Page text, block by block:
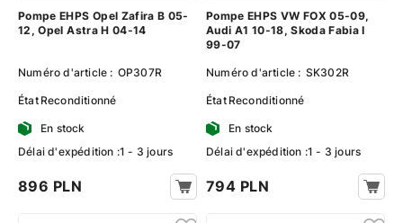
Pompe EHPS Opel Zafira B 05-
12, Opel Astra H 04-14
Numéro d'article : OP307R
État Reconditionné
En stock
Délai d'expédition :1 - 3 jours
896 PLN
Pompe EHPS VW FOX 05-09,
Audi A1 10-18, Skoda Fabia I
99-07
Numéro d'article : SK302R
État Reconditionné
En stock
Délai d'expédition :1 - 3 jours
794 PLN